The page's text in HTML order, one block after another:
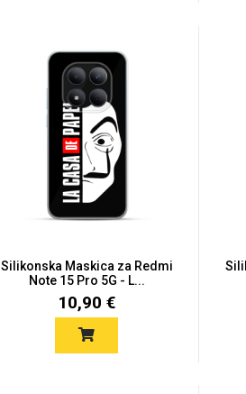
Silikonska Maskica za Redmi
Note 15 Pro 5G - L...
10,90 €